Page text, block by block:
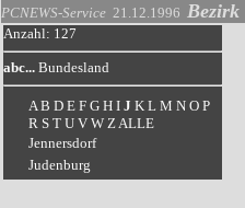
PCNEWS-Service 21.12.1996 Bezirk
Anzahl: 127
abc... Bundesland
A B D E F G H I J K L M N O P
R S T U V W Z ALLE
Jennersdorf
Judenburg